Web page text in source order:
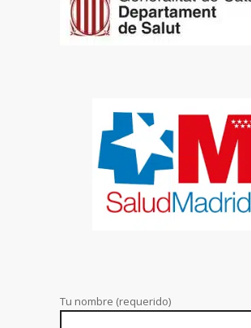
Tu nombre (requerido)